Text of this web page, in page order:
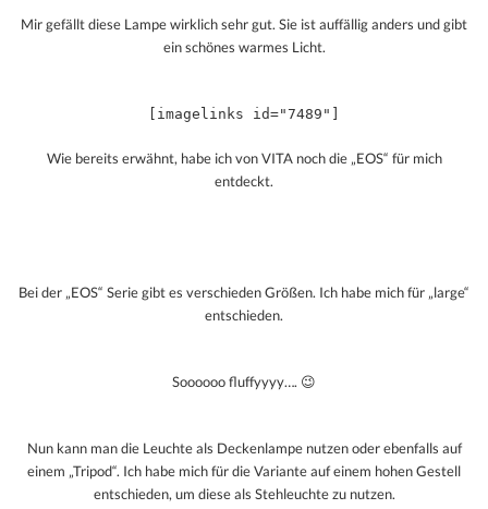
Mir gefällt diese Lampe wirklich sehr gut. Sie ist auffällig anders und gibt
ein schönes warmes Licht.
[imagelinks id="7489"]
Wie bereits erwähnt, habe ich von VITA noch die „EOS“ für mich
entdeckt.
Bei der „EOS“ Serie gibt es verschieden Größen. Ich habe mich für „large“
entschieden.
Soooooo fluffyyyy…. 😉
Nun kann man die Leuchte als Deckenlampe nutzen oder ebenfalls auf
einem „Tripod“. Ich habe mich für die Variante auf einem hohen Gestell
entschieden, um diese als Stehleuchte zu nutzen.